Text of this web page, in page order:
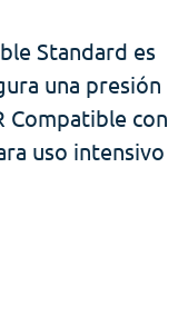
Standard es
una presión
Compatible con
uso intensivo